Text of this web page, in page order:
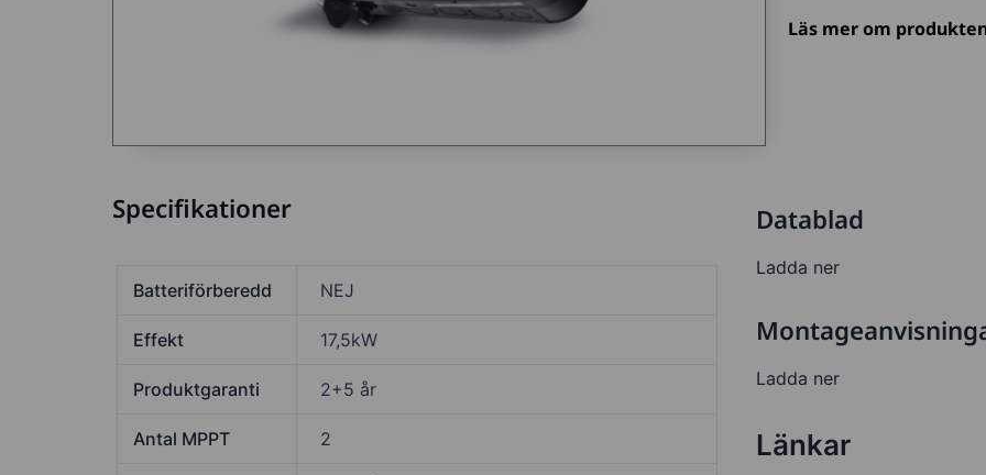
Läs mer om
Specifikationer
Batteriförberedd NEJ
Effekt 17,5kW
Produktgaranti 2+5 år
Antal MPPT 2
Datablad
Ladda ner
Ladda ner
Länkar